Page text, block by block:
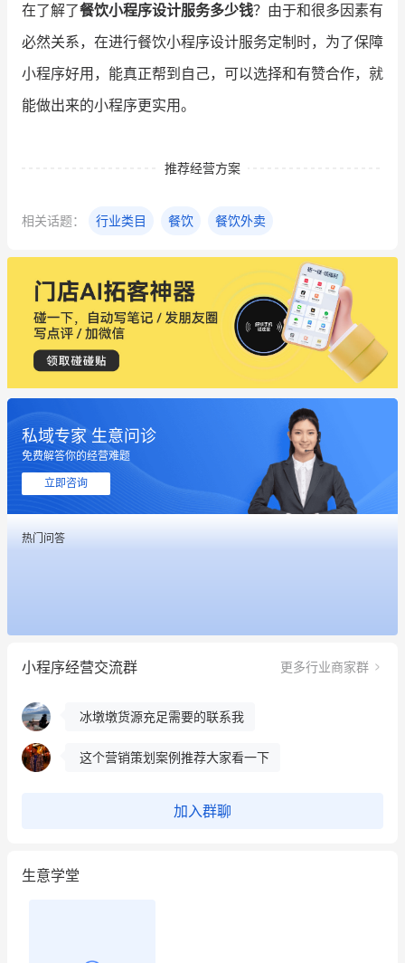
在了解了餐饮小程序设计服务多少钱？由于和很多因素有
必然关系，在进行餐饮小程序设计服务定制时，为了保障
小程序好用，能真正帮到自己，可以选择和有赞合作，就
能做出来的小程序更实用。
推荐经营方案
相关话题： 行业类目 餐饮 餐饮外卖
私域专家 生意问诊
免费解答你的经营难题
立即咨询
热门问答
小程序经营交流群 更多行业商家群
餐饮也得靠私域和服务提高竞争力
昨晚的直播课程太好啦❤️
冰墩墩货源充足需要的联系我
这个营销策划案例推荐大家看一下
加入群聊
生意学堂